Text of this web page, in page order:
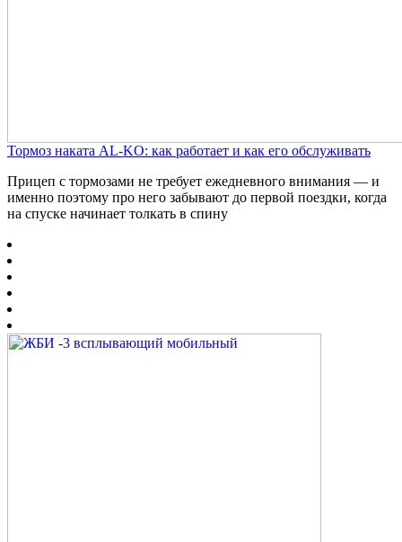
Тормоз наката AL-KO: как работает и как его обслуживать
Прицеп с тормозами не требует ежедневного внимания — и
именно поэтому про него забывают до первой поездки, когда
на спуске начинает толкать в спину